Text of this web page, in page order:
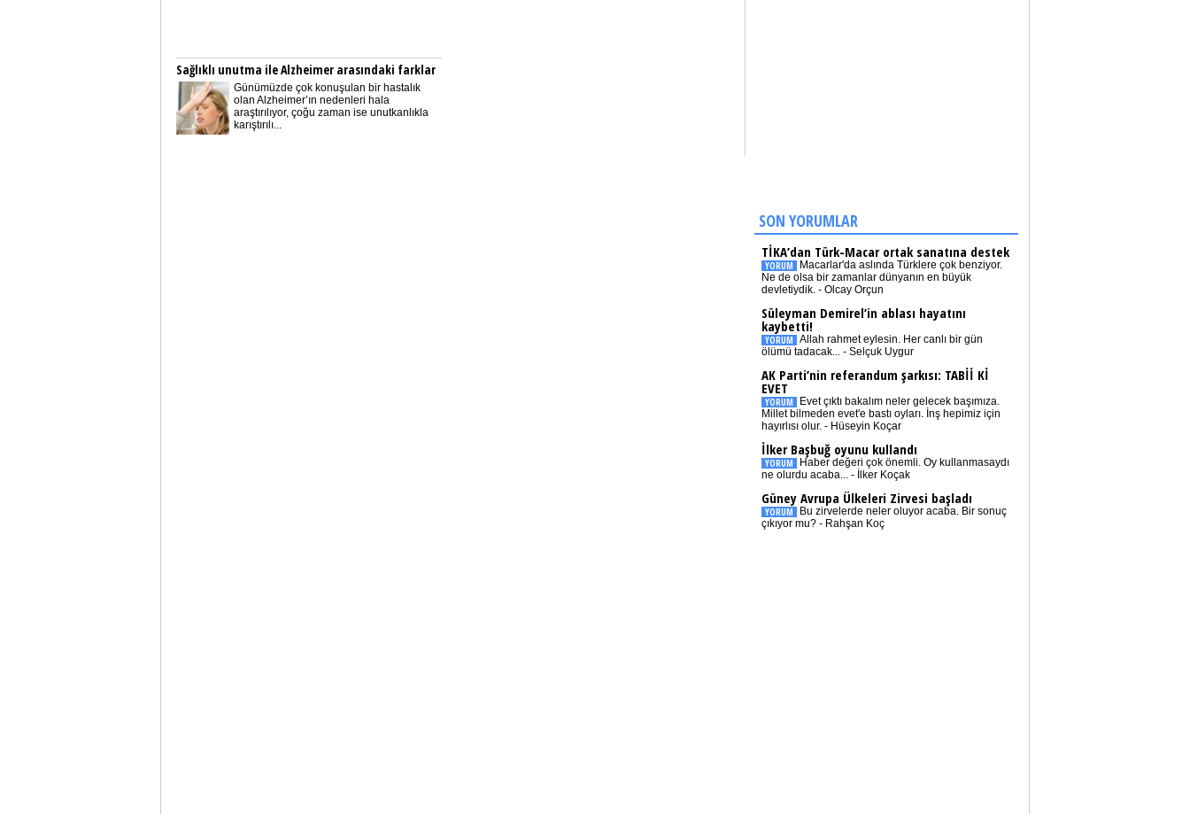
Sağlıklı unutma ile Alzheimer arasındaki farklar
Günümüzde çok konuşulan bir hastalık
olan Alzheimer’ın nedenleri hala
araştırılıyor, çoğu zaman ise unutkanlıkla
karıştırılı...
SON YORUMLAR
TİKA’dan Türk-Macar ortak sanatına destek
YORUM
Macarlar'da aslında Türklere çok benziyor.
Ne de olsa bir zamanlar dünyanın en büyük
devletiydik. - Olcay Orçun
Süleyman Demirel’in ablası hayatını
kaybetti!
YORUM Allah rahmet eylesin. Her canlı bir gün
ölümü tadacak... - Selçuk Uygur
AK Parti’nin referandum şarkısı: TABİİ Kİ
EVET
YORUM
Evet çıktı bakalım neler gelecek başımıza.
Millet bilmeden evet'e bastı oyları. İnş hepimiz için
hayırlısı olur. - Hüseyin Koçar
İlker Başbuğ oyunu kullandı
YORUM
Haber değeri çok önemli. Oy kullanmasaydı
ne olurdu acaba... - İlker Koçak
Güney Avrupa Ülkeleri Zirvesi başladı
YORUM
Bu zirvelerde neler oluyor acaba. Bir sonuç
çıkıyor mu? - Rahşan Koç